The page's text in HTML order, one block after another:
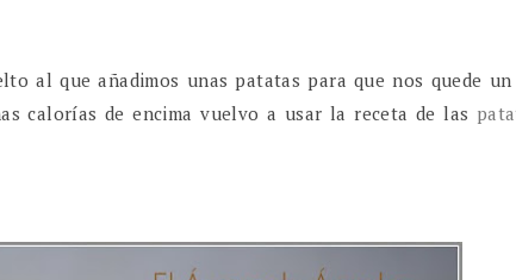
al que añadimos unas patatas para que nos quede
calorías de encima vuelvo a usar la receta de las